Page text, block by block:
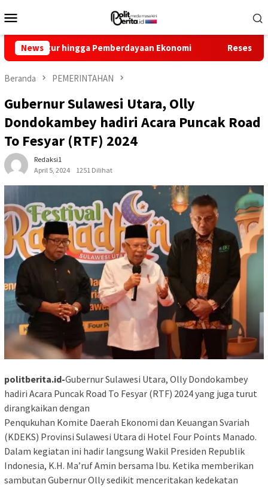
ke
Mobile
News
hingga Pemberdayaan Ekonomi Reses Louis Schramm
Beranda PEMERINTAHAN
Gubernur Sulawesi Utara, Olly
Dondokambey hadiri Acara Puncak Road
To Fesyar (RTF) 2024
Redaksi1
April 5, 2024
1251 Dilihat
politberita.id-Gubernur Sulawesi Utara, Olly Dondokambey
hadiri Acara Puncak Road To Fesyar (RTF) 2024 yang juga turut
dirangkaikan dengan
Penqukuhan Komite Daerah Ekonomi dan Keuangan Svariah
(KDEKS) Provinsi Sulawesi Utara di Hotel Four Points Manado.
Dalam kegiatan ini hadir langsung Wakil Presiden Republik
Indonesia, K.H. Ma’ruf Amin bersama Ibu. Ketika memberikan
sambutan Gubernur Olly sedikit menceritakan kedekatan